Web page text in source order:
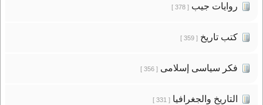
روايات جيب[ 378 ]
كتب تاريخ[ 359 ]
فكر سياسى إسلامى[ 356 ]
التاريخ والجغرافيا[ 331 ]